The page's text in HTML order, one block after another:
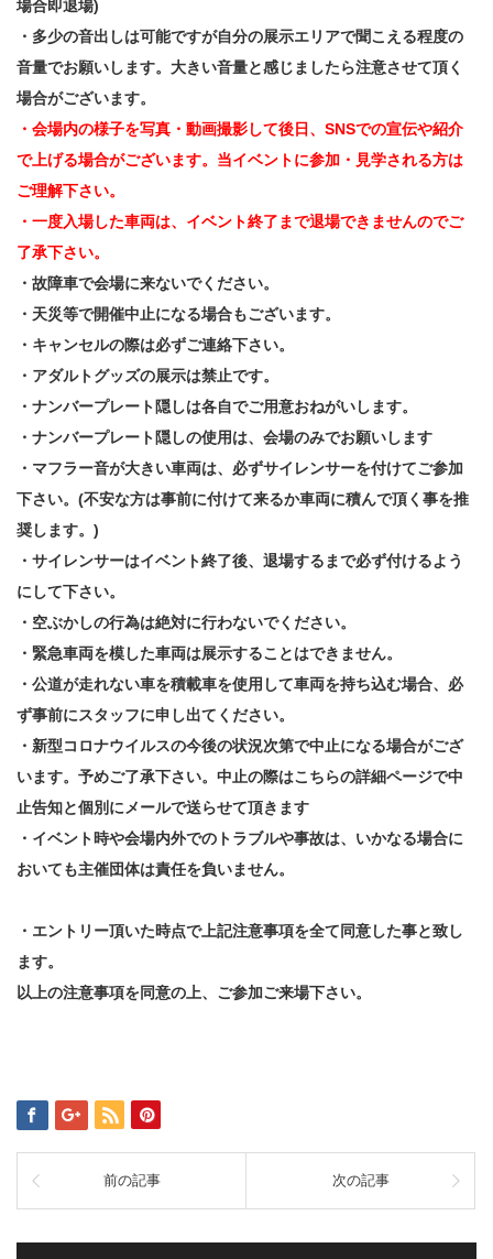
場合即退場)
・多少の音出しは可能ですが自分の展示エリアで聞こえる程度の
音量でお願いします。大きい音量と感じましたら注意させて頂く
場合がございます。
・会場内の様子を写真・動画撮影して後日、SNSでの宣伝や紹介
で上げる場合がございます。当イベントに参加・見学される方は
ご理解下さい。
・一度入場した車両は、イベント終了まで退場できませんのでご
了承下さい。
・故障車で会場に来ないでください。
・天災等で開催中止になる場合もございます。
・キャンセルの際は必ずご連絡下さい。
・アダルトグッズの展示は禁止です。
・ナンバープレート隠しは各自でご用意おねがいします。
・ナンバープレート隠しの使用は、会場のみでお願いします
・マフラー音が大きい車両は、必ずサイレンサーを付けてご参加
下さい。(不安な方は事前に付けて来るか車両に積んで頂く事を推
奨します。)
・サイレンサーはイベント終了後、退場するまで必ず付けるよう
にして下さい。
・空ぶかしの行為は絶対に行わないでください。
・緊急車両を模した車両は展示することはできません。
・公道が走れない車を積載車を使用して車両を持ち込む場合、必
ず事前にスタッフに申し出てください。
・新型コロナウイルスの今後の状況次第で中止になる場合がござ
います。予めご了承下さい。中止の際はこちらの詳細ページで中
止告知と個別にメールで送らせて頂きます
・イベント時や会場内外でのトラブルや事故は、いかなる場合に
おいても主催団体は責任を負いません。
・エントリー頂いた時点で上記注意事項を全て同意した事と致し
ます。
以上の注意事項を同意の上、ご参加ご来場下さい。
前の記事 次の記事